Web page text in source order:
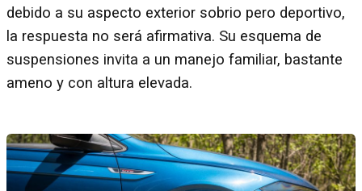
debido a su aspecto exterior sobrio pero deportivo,
la respuesta no será afirmativa. Su esquema de
suspensiones invita a un manejo familiar, bastante
ameno y con altura elevada.